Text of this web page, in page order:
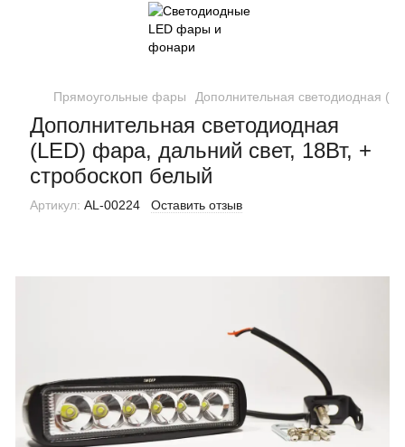
Прямоугольные фары Дополнительная светодиодная
Дополнительная светодиодная
(LED) фара, дальний свет, 18Вт, +
стробоскоп белый
Артикул: AL-00224 Оставить отзыв